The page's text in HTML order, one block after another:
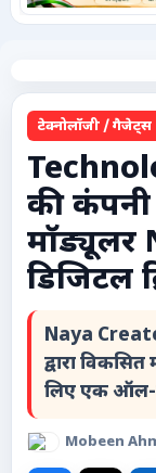
टेक्नोलॉजी /
लाइफस्टाइल
वायरल
स्पेशल
विशेष लेख
धर्म और अध्यात्म
टेक्नोलॉजी / गैजेट्स
की कंपनी
मॉड्यूलर
डिजिटल
Naya Create
द्वारा
लिए एक ऑल-
Mobeen